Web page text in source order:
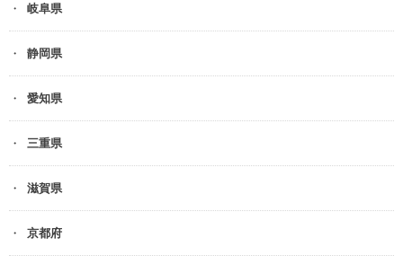
岐阜県
静岡県
愛知県
三重県
滋賀県
京都府